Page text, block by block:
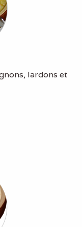
lardons et